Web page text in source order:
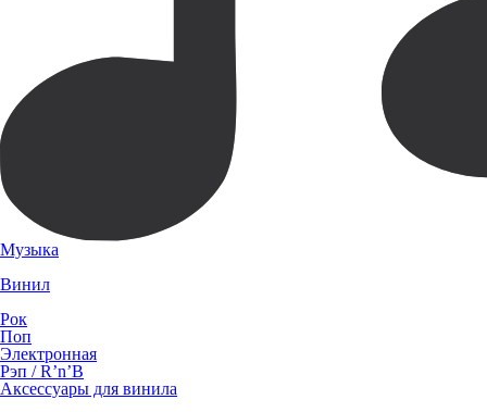
Музыка
Винил
Рок
Поп
Электронная
Рэп / R’n’B
Аксессуары для винила